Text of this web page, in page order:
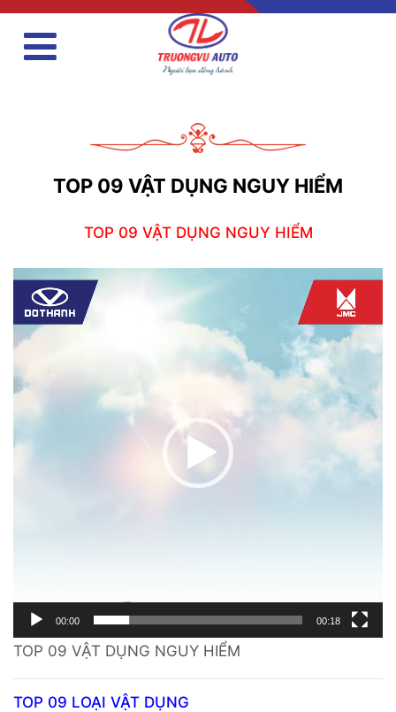
TOP 09 VẬT DỤNG NGUY HIỂM
TOP 09 VẬT DỤNG NGUY HIỂM
Trình
chơi
Video
00:00 00:18
TOP 09 VẬT DỤNG NGUY HIỂM
TOP 09 LOẠI VẬT DỤNG